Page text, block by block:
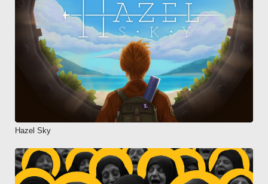
Hazel Sky